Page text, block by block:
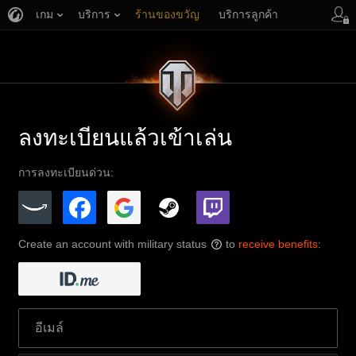
เกม บริการ ร้านของขวัญ บริการลูกค้า
ลงทะเบียนแล้วเข้าเล่น
การลงทะเบียนด่วน:
Create an account with military status ? to receive benefits: